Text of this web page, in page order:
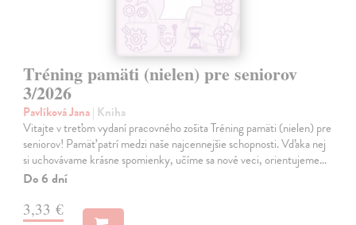
Tréning pamäti (nielen) pre seniorov
3/2026
Pavlíková Jana| Kniha
Vitajte v treťom vydaní pracovného zošita Tréning pamäti (nielen) pre
seniorov! Pamäť patrí medzi naše najcennejšie schopnosti. Vďaka nej
si uchovávame krásne spomienky, učíme sa nové veci, orientujeme…
Do 6 dní
3,33 €